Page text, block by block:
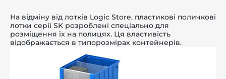
На відміну від лотків Logic Store, пластикові поличкові
лотки серії SK розроблені спеціально для
розміщення їх на полицях. Ця властивість
відображається в типорозмірах контейнерів.